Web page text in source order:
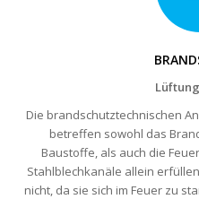
Die brandschutztechnischen
betreffen sowohl das
Baustoffe, als auch die
Stahlblechkanäle allein
nicht, da sie sich im Feuer zu